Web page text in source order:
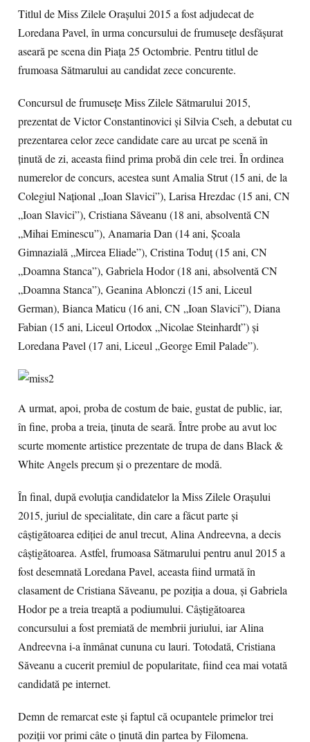
Titlul de Miss Zilele Oraşului 2015 a fost adjudecat de
Loredana Pavel, în urma concursului de frumuseţe desfăşurat
aseară pe scena din Piaţa 25 Octombrie. Pentru titlul de
frumoasa Sătmarului au candidat zece concurente.
Concursul de frumuseţe Miss Zilele Sătmarului 2015,
prezentat de Victor Constantinovici şi Silvia Cseh, a debutat cu
prezentarea celor zece candidate care au urcat pe scenă în
ţinută de zi, aceasta fiind prima probă din cele trei. În ordinea
numerelor de concurs, acestea sunt Amalia Strut (15 ani, de la
Colegiul Naţional „Ioan Slavici”), Larisa Hrezdac (15 ani, CN
„Ioan Slavici”), Cristiana Săveanu (18 ani, absolventă CN
„Mihai Eminescu”), Anamaria Dan (14 ani, Şcoala
Gimnazială „Mircea Eliade”), Cristina Toduţ (15 ani, CN
„Doamna Stanca”), Gabriela Hodor (18 ani, absolventă CN
„Doamna Stanca”), Geanina Ablonczi (15 ani, Liceul
German), Bianca Maticu (16 ani, CN „Ioan Slavici”), Diana
Fabian (15 ani, Liceul Ortodox „Nicolae Steinhardt”) şi
Loredana Pavel (17 ani, Liceul „George Emil Palade”).
A urmat, apoi, proba de costum de baie, gustat de public, iar,
în fine, proba a treia, ţinuta de seară. Între probe au avut loc
scurte momente artistice prezentate de trupa de dans Black &
White Angels precum şi o prezentare de modă.
În final, după evoluţia candidatelor la Miss Zilele Oraşului
2015, juriul de specialitate, din care a făcut parte şi
câştigătoarea ediţiei de anul trecut, Alina Andreevna, a decis
câştigătoarea. Astfel, frumoasa Sătmarului pentru anul 2015 a
fost desemnată Loredana Pavel, aceasta fiind urmată în
clasament de Cristiana Săveanu, pe poziţia a doua, şi Gabriela
Hodor pe a treia treaptă a podiumului. Câştigătoarea
concursului a fost premiată de membrii juriului, iar Alina
Andreevna i-a înmânat cununa cu lauri. Totodată, Cristiana
Săveanu a cucerit premiul de popularitate, fiind cea mai votată
candidată pe internet.
Demn de remarcat este şi faptul că ocupantele primelor trei
poziţii vor primi câte o ţinută din partea by Filomena.